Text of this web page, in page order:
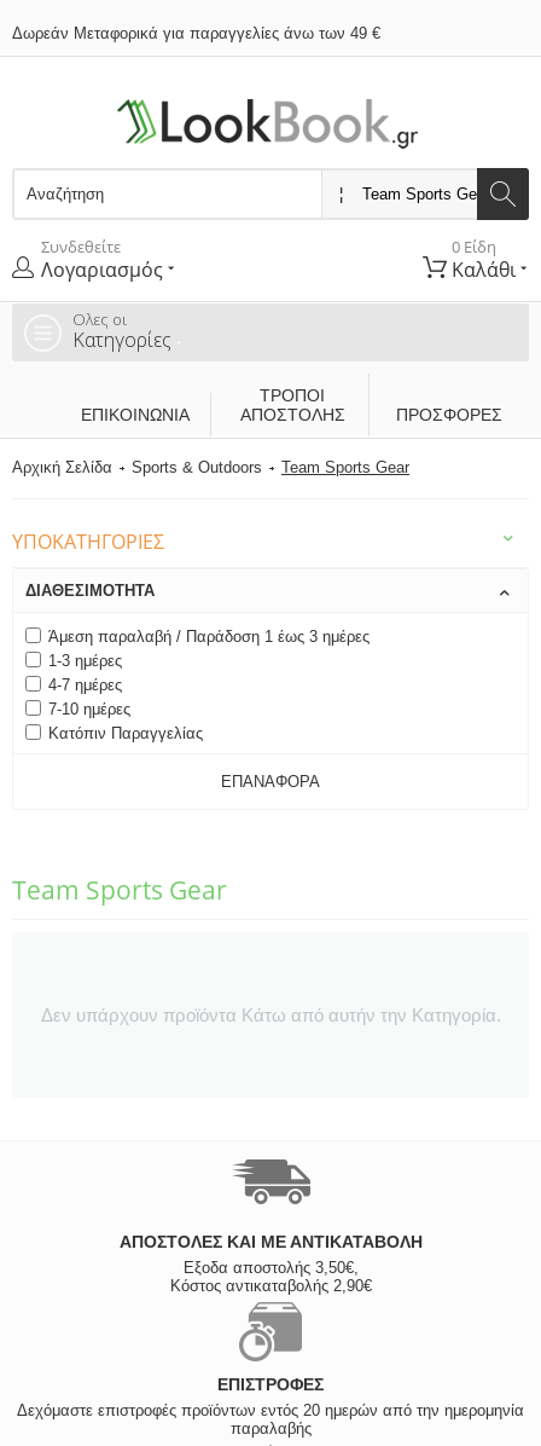
Δωρεάν Μεταφορικά για παραγγελίες άνω των 49 €
Συνδεθείτε
Λογαριασμός
0 Είδη
Καλάθι
Ολες οι
Κατηγορίες
ΕΠΙΚΟΙΝΩΝΊΑ
ΤΡΌΠΟΙ
ΑΠΟΣΤΟΛΉΣ
ΠΡΟΣΦΟΡΕΣ
Αρχική Σελίδα Sports & Outdoors Team Sports Gear
ΥΠΟΚΑΤΗΓΟΡΊΕΣ
ΔΙΑΘΕΣΙΜΌΤΗΤΑ
Άμεση παραλαβή / Παράδοση 1 έως 3 ημέρες
1-3 ημέρες
4-7 ημέρες
7-10 ημέρες
Κατόπιν Παραγγελίας
ΕΠΑΝΑΦΟΡΆ
Team Sports Gear
Δεν υπάρχουν προϊόντα Κάτω από αυτήν την Κατηγορία.
ΑΠΟΣΤΟΛΈΣ ΚΑΙ ΜΕ ΑΝΤΙΚΑΤΑΒΟΛΗ
Εξοδα αποστολής 3,50€,
Κόστος αντικαταβολής 2,90€
ΕΠΙΣΤΡΟΦΈΣ
Δεχόμαστε επιστροφές προϊόντων εντός 20 ημερών από την ημερομηνία
παραλαβής